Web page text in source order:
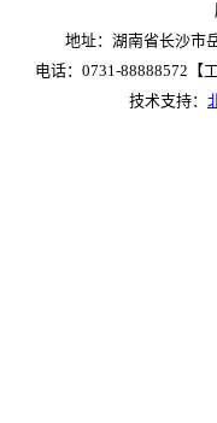
地址：湖南省长沙市
电话：0731-88888572【
技术支持：